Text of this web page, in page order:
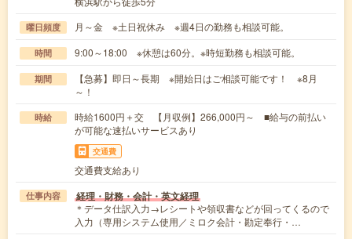
曜日頻度 月～金 ※土日祝休み ※週4日の勤務も相談可能。
時間 9:00～18:00 ※休憩は60分。※時短勤務も相談可能。
期間
【急募】即日～長期 ※開始日はご相談可能です！ ※8月
～！
時給
時給1600円＋交 【月収例】266,000円～ ■給与の前払い
が可能な速払いサービスあり
交通費
交通費支給あり
仕事内容 経理・財務・会計・英文経理
＊データ仕訳入力→レシートや領収書などが回ってくるので
入力（専用システム使用／ミロク会計・勘定奉行・…